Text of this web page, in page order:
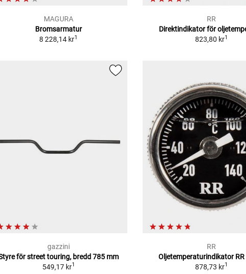
MAGURA
Bromsarmatur
8 228,14 kr1
RR
Direktindikator för
823,80 kr1
gazzini
för street touring, bredd 785 mm
549,17 kr1
RR
Oljetemperaturindikator
878,73 kr1